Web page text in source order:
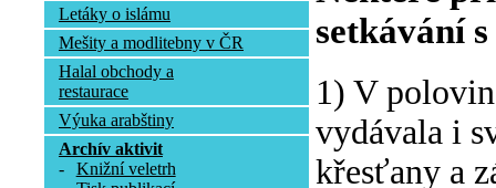
Letáky o islámu
Mešity a modlitebny v ČR
Halal obchody a
restaurace
Výuka arabštiny
Archív aktivit
-
Knižní veletrh
setkávání
1) V
vydávala i
křesťany a